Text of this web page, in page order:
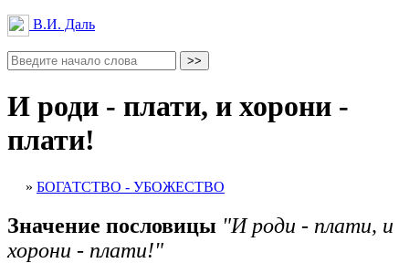
В.И. Даль
И роди - плати, и хорони -
плати!
» БОГАТСТВО - УБОЖЕСТВО
Значение пословицы "И роди - плати, и
хорони - плати!"